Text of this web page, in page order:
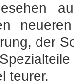
der
teurer.